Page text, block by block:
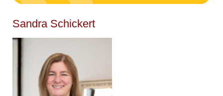
Sandra Schickert